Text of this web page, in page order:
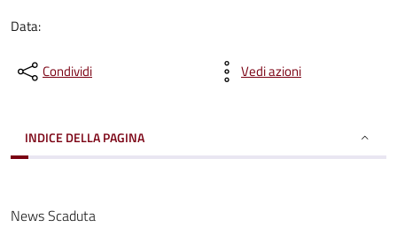
Data:
Condividi Vedi azioni
INDICE DELLA PAGINA
News Scaduta